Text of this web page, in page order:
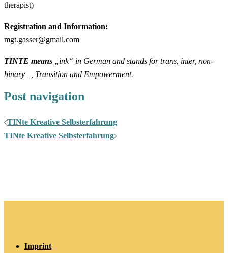
therapist)
Registration and Information:
mgt.gasser@gmail.com
TINTE means „ink“ in German and stands for trans, inter, non-
binary _, Transition and Empowerment.
Post navigation
TINte Kreative Selbsterfahrung
TINte Kreative Selbsterfahrung
Imprint